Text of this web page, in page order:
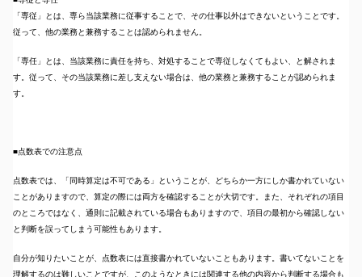
「専従」とは、専ら当該業務に従事することで、その仕事以外はできないということです。
従って、他の業務と兼務することは認められません。
「専任」とは、当該業務に責任を持ち、対処することで専従しなくてもよい、と解されま
す。従って、その当該業務に差し支えない場合は、他の業務と兼務することが認められま
す。
■点数表での注意点
点数表では、「同時算定は不可である」ということが、どちらか一方にしか書かれていない
ことがありますので、算定の際には両方を確認することが大切です。また、それぞれの項目
のところではなく、通則に記載されている場合もありますので、項目の最初から確認しない
と判断を誤ってしまう可能性もあります。
自分が知りたいことが、点数表には直接書かれていないこともあります。書いてないことを
理解するのは難しいことですが、このようなときには関連する他の内容から判断する場合も